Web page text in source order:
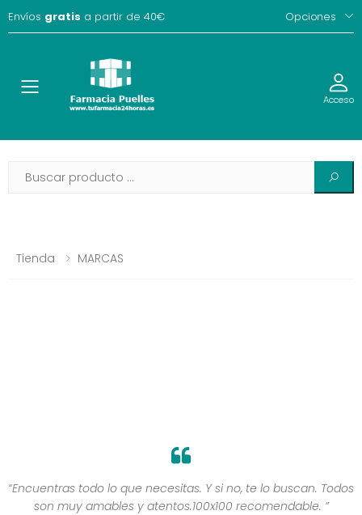
Envíos gratis a partir de 40€ Opciones
Toggle Acceso
Tienda MARCAS
“Encuentras todo lo que necesitas. Y si no, te lo buscan. Todos
son muy amables y atentos.100x100 recomendable. ”